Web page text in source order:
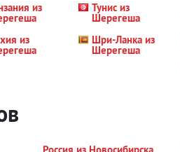
из Тунис из
Шерегеша
из Шри-Ланка из
Шерегеша